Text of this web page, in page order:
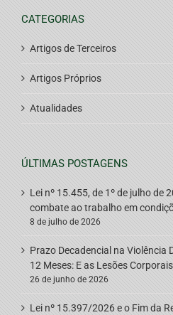
CATEGORIAS
Artigos de Terceiros
Artigos Próprios
Atualidades
ÚLTIMAS POSTAGENS
Lei nº 15.455, de 1º de julho de
combate ao trabalho em
8 de julho de 2026
Prazo Decadencial na Violência
12 Meses: E as Lesões
26 de junho de 2026
Lei nº 15.397/2026 e o Fim da